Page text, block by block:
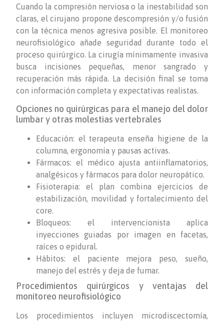
Cuando la compresión nerviosa o la inestabilidad son
claras, el cirujano propone descompresión y/o fusión
con la técnica menos agresiva posible. El monitoreo
neurofisiológico añade seguridad durante todo el
proceso quirúrgico. La cirugía mínimamente invasiva
busca incisiones pequeñas, menor sangrado y
recuperación más rápida. La decisión final se toma
con información completa y expectativas realistas.
Opciones no quirúrgicas para el manejo del dolor
lumbar y otras molestias vertebrales
Educación: el terapeuta enseña higiene de la
columna, ergonomía y pausas activas.
Fármacos: el médico ajusta antiinflamatorios,
analgésicos y fármacos para dolor neuropático.
Fisioterapia: el plan combina ejercicios de
estabilización, movilidad y fortalecimiento del
core.
Bloqueos: el intervencionista aplica
inyecciones guiadas por imagen en facetas,
raíces o epidural.
Hábitos: el paciente mejora peso, sueño,
manejo del estrés y deja de fumar.
Procedimientos quirúrgicos y ventajas del
monitoreo neurofisiológico
Los procedimientos incluyen microdiscectomía,